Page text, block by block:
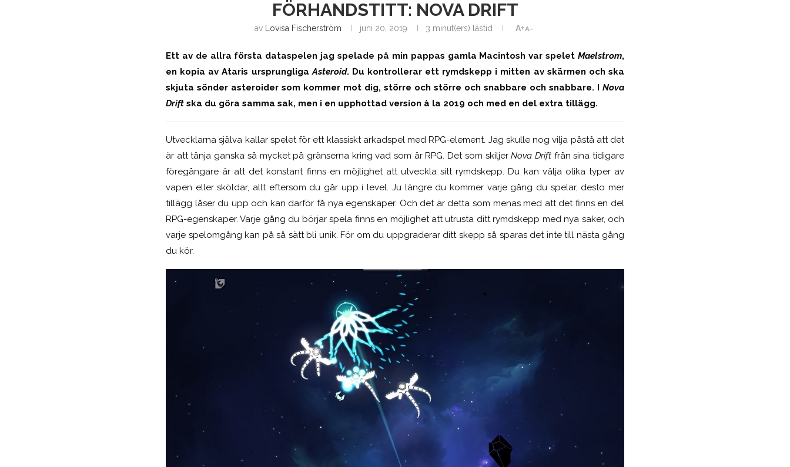
FÖRHANDSTITT: NOVA DRIFT
av Lovisa Fischerström juni 20, 2019 3 minut(ers) lästid A+A-
Ett av de allra första dataspelen jag spelade på min pappas gamla Macintosh var spelet Maelstrom,
en kopia av Ataris ursprungligaAsteroid. Du kontrollerar ett rymdskepp i mitten av skärmen och ska
skjuta sönder asteroider som kommer mot dig, större och större och snabbare och snabbare. I Nova
Drift ska du göra samma sak, men i en upphottad version à la 2019 och med en del extra tillägg.
Utvecklarna själva kallar spelet för ett klassiskt arkadspel med RPG-element. Jag skulle nog vilja påstå att det
är att tänja ganska så mycket på gränserna kring vad som är RPG. Det som skiljerNova Driftfrån sina tidigare
föregångare är att det konstant finns en möjlighet att utveckla sitt rymdskepp. Du kan välja olika typer av
vapen eller sköldar, allt eftersom du går upp i level. Ju längre du kommer varje gång du spelar, desto mer
tillägg låser du upp och kan därför få nya egenskaper. Och det är detta som menas med att det finns en del
RPG-egenskaper. Varje gång du börjar spela finns en möjlighet att utrusta ditt rymdskepp med nya saker, och
varje spelomgång kan på så sätt bli unik. För om du uppgraderar ditt skepp så sparas det inte till nästa gång
du kör.